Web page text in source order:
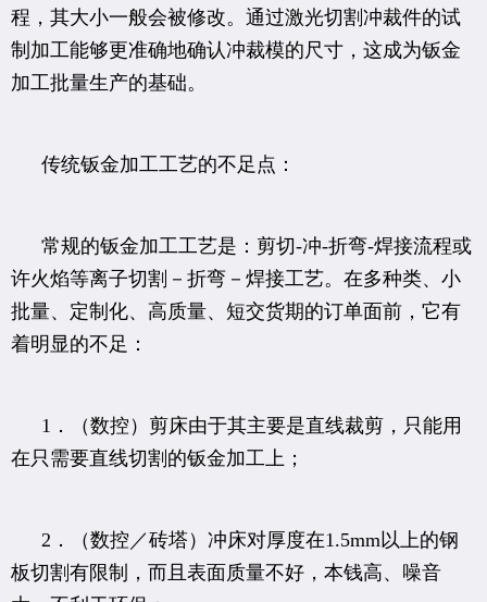
程，其大小一般会被修改。通过激光切割冲裁件的试
制加工能够更准确地确认冲裁模的尺寸，这成为钣金
加工批量生产的基础。
传统钣金加工工艺的不足点：
常规的钣金加工工艺是：剪切-冲-折弯-焊接流程或
许火焰等离子切割－折弯－焊接工艺。在多种类、小
批量、定制化、高质量、短交货期的订单面前，它有
着明显的不足：
1．（数控）剪床由于其主要是直线裁剪，只能用
在只需要直线切割的钣金加工上；
2．（数控／砖塔）冲床对厚度在1.5mm以上的钢
板切割有限制，而且表面质量不好，本钱高、噪音